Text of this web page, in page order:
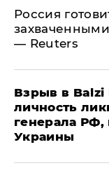
​Россия
— Reuters
​Взрыв в Balzi
личность
генерала РФ,
Украины